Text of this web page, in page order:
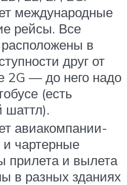
международные
рейсы. Все
в
друг от
2G — до него надо
(есть
шаттл).
авиакомпании-
чартерные
прилета и вылета
в разных зданиях